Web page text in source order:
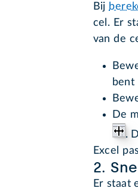
Bij
cel. Er
van de
bent
De
.
Excel
2.
Er staat